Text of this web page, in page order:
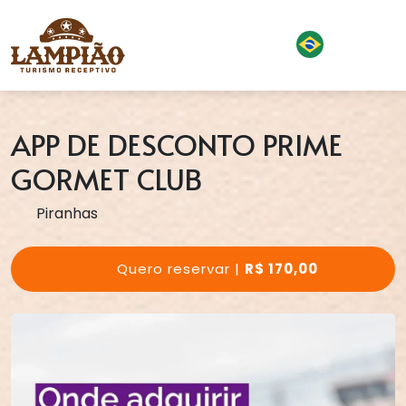
APP DE DESCONTO PRIME
GORMET CLUB
Piranhas
Quero reservar | R$ 170,00